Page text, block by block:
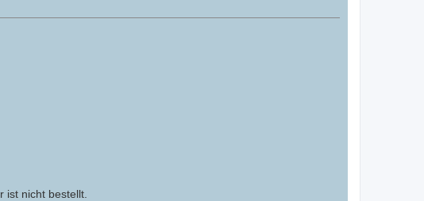
ist nicht bestellt.